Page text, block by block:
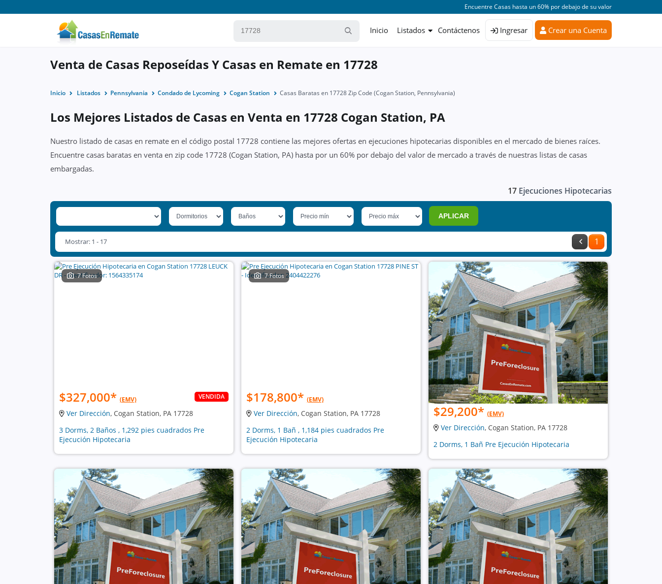
Encuentre Casas hasta un 60% por debajo de su valor
Inicio Listados Contáctenos Ingresar Crear una Cuenta
Venta de Casas Reposeídas Y Casas en Remate en 17728
Inicio Listados Pennsylvania Condado de Lycoming Cogan Station Casas Baratas en 17728 Zip Code (Cogan Station, Pennsylvania)
Los Mejores Listados de Casas en Venta en 17728 Cogan Station, PA
Nuestro listado de casas en remate en el código postal 17728 contiene las mejores ofertas en ejecuciones hipotecarias disponibles en el mercado de bienes raíces.
Encuentre casas baratas en venta en zip code 17728 (Cogan Station, PA) hasta por un 60% por debajo del valor de mercado a través de nuestras listas de casas
embargadas.
17 Ejecuciones Hipotecarias
APLICAR
1
Mostrar: 1 - 17
7 Fotos
$327,000* (EMV) VENDIDA
Ver Dirección, Cogan Station, PA 17728
3 Dorms, 2 Baños , 1,292 pies cuadrados Pre
Ejecución Hipotecaria
7 Fotos
$178,800* (EMV)
Ver Dirección, Cogan Station, PA 17728
2 Dorms, 1 Bañ , 1,184 pies cuadrados Pre
Ejecución Hipotecaria
$29,200* (EMV)
Ver Dirección, Cogan Station, PA 17728
2 Dorms, 1 Bañ Pre Ejecución Hipotecaria